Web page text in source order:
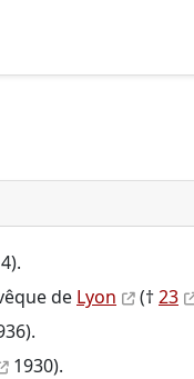
de Lyon (†23
1930).